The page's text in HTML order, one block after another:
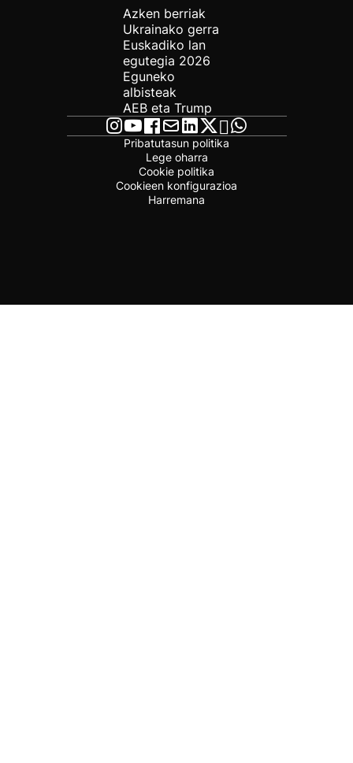
Azken berriak
Ukrainako gerra
Euskadiko lan
egutegia 2026
Eguneko
albisteak
AEB eta Trump
Pribatutasun politika
Lege oharra
Cookie politika
Cookieen konfigurazioa
Harremana